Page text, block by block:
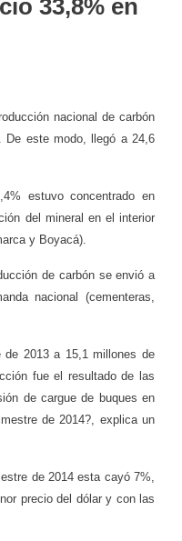
33,8% en
nacional de carbón
De este modo, llegó a 24,6
estuvo concentrado en
del mineral en el interior
y Boyacá).
de carbón se envió a
nacional (cementeras,
de 2013 a 15,1 millones de
fue el resultado de las
de cargue de buques en
de 2014?, explica un
de 2014 esta cayó 7%,
precio del dólar y con las